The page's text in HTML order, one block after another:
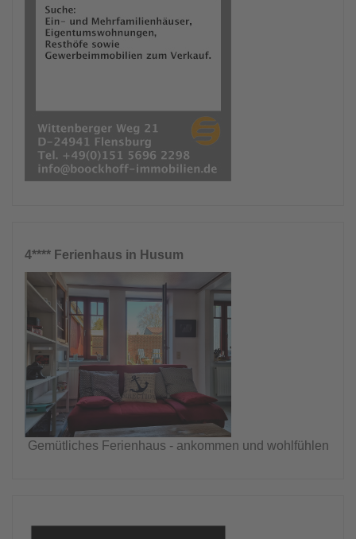
4**** Ferienhaus in Husum
Gemütliches Ferienhaus - ankommen und wohlfühlen